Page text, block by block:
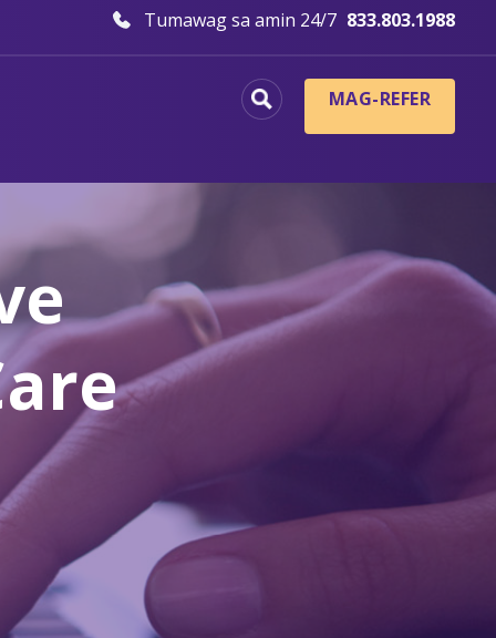
Tumawag sa amin 24/7 833.803.1988
MAG-REFER